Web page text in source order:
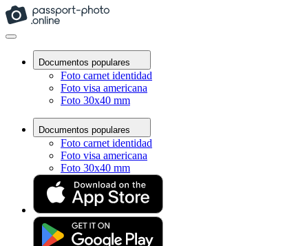
Documentos populares
Foto carnet identidad
Foto visa americana
Foto 30x40 mm
Documentos populares
Foto carnet identidad
Foto visa americana
Foto 30x40 mm